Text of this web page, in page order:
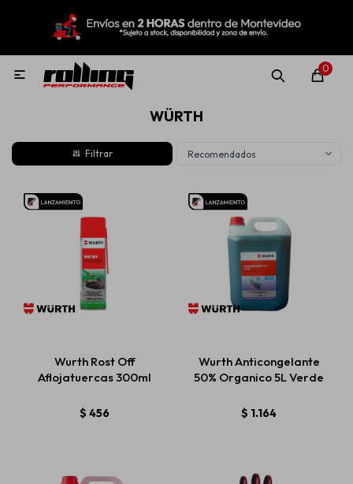
0

WÜRTH
Recomendados
Wurth Rost Off
Aflojatuercas 300ml
$ 456
Wurth Anticongelante
50% Organico 5L Verde
$ 1.164
MI CUENTA
Nuevo! Rolling Repuestos
Lubricantes
Estética automotriz